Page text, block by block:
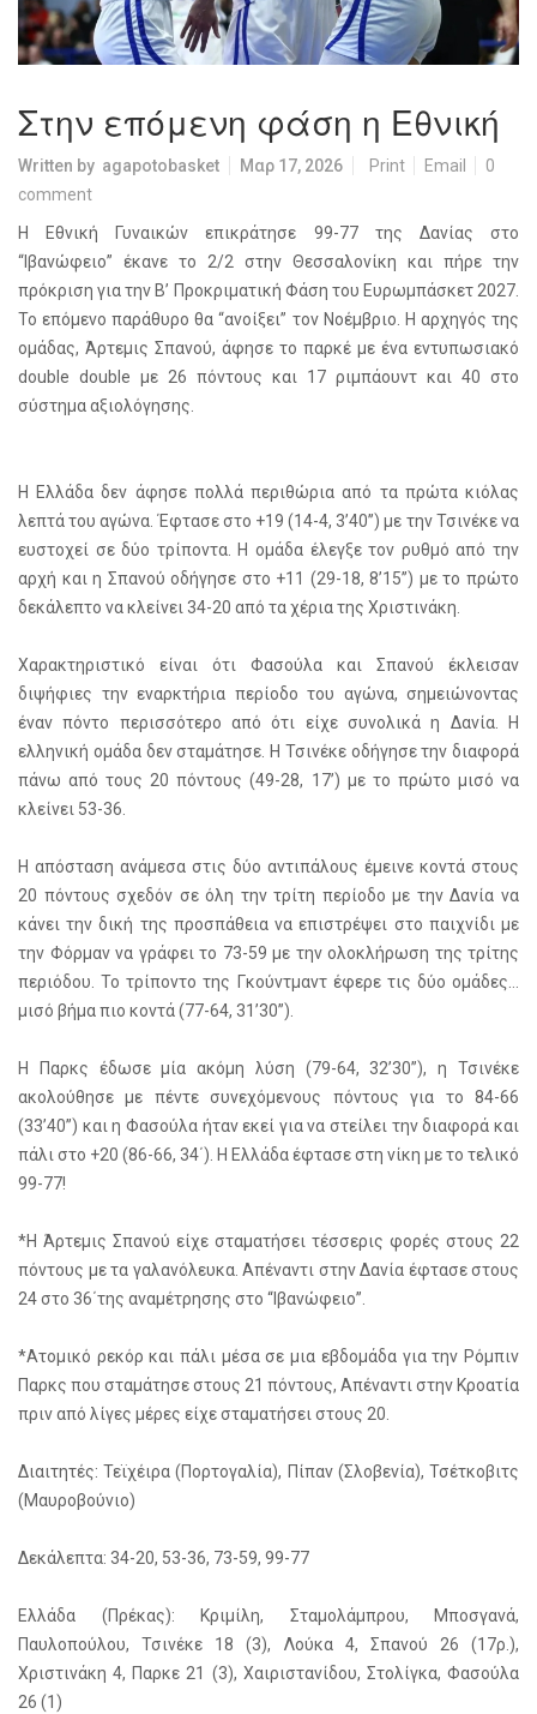
Στην επόμενη φάση η Εθνική
Written by agapotobasket Μαρ 17, 2026 Print Email
0
comment
Η Εθνική Γυναικών επικράτησε 99-77 της Δανίας στο
“Ιβανώφειο” έκανε το 2/2 στην Θεσσαλονίκη και πήρε την
πρόκριση για την Β’ Προκριματική Φάση του Ευρωμπάσκετ 2027.
Το επόμενο παράθυρο θα “ανοίξει” τον Νοέμβριο. Η αρχηγός της
ομάδας, Άρτεμις Σπανού, άφησε το παρκέ με ένα εντυπωσιακό
double double με 26 πόντους και 17 ριμπάουντ και 40 στο
σύστημα αξιολόγησης.
Η Ελλάδα δεν άφησε πολλά περιθώρια από τα πρώτα κιόλας
λεπτά του αγώνα. Έφτασε στο +19 (14-4, 3’40’’) με την Τσινέκε να
ευστοχεί σε δύο τρίποντα. Η ομάδα έλεγξε τον ρυθμό από την
αρχή και η Σπανού οδήγησε στο +11 (29-18, 8’15’’) με το πρώτο
δεκάλεπτο να κλείνει 34-20 από τα χέρια της Χριστινάκη.
Χαρακτηριστικό είναι ότι Φασούλα και Σπανού έκλεισαν
διψήφιες την εναρκτήρια περίοδο του αγώνα, σημειώνοντας
έναν πόντο περισσότερο από ότι είχε συνολικά η Δανία. Η
ελληνική ομάδα δεν σταμάτησε. Η Τσινέκε οδήγησε την διαφορά
πάνω από τους 20 πόντους (49-28, 17’) με το πρώτο μισό να
κλείνει 53-36.
Η απόσταση ανάμεσα στις δύο αντιπάλους έμεινε κοντά στους
20 πόντους σχεδόν σε όλη την τρίτη περίοδο με την Δανία να
κάνει την δική της προσπάθεια να επιστρέψει στο παιχνίδι με
την Φόρμαν να γράφει το 73-59 με την ολοκλήρωση της τρίτης
περιόδου. Το τρίποντο της Γκούντμαντ έφερε τις δύο ομάδες…
μισό βήμα πιο κοντά (77-64, 31’30”).
Η Παρκς έδωσε μία ακόμη λύση (79-64, 32’30”), η Τσινέκε
ακολούθησε με πέντε συνεχόμενους πόντους για το 84-66
(33’40”) και η Φασούλα ήταν εκεί για να στείλει την διαφορά και
πάλι στο +20 (86-66, 34΄). Η Ελλάδα έφτασε στη νίκη με το τελικό
99-77!
*Η Άρτεμις Σπανού είχε σταματήσει τέσσερις φορές στους 22
πόντους με τα γαλανόλευκα. Απέναντι στην Δανία έφτασε στους
24 στο 36΄της αναμέτρησης στο “Ιβανώφειο”.
*Ατομικό ρεκόρ και πάλι μέσα σε μια εβδομάδα για την Ρόμπιν
Παρκς που σταμάτησε στους 21 πόντους, Απέναντι στην Κροατία
πριν από λίγες μέρες είχε σταματήσει στους 20.
Διαιτητές: Τεϊχέιρα (Πορτογαλία), Πίπαν (Σλοβενία), Τσέτκοβιτς
(Μαυροβούνιο)
Δεκάλεπτα: 34-20, 53-36, 73-59, 99-77
Ελλάδα (Πρέκας): Κριμίλη, Σταμολάμπρου, Μποσγανά,
Παυλοπούλου, Τσινέκε 18 (3), Λούκα 4, Σπανού 26 (17ρ.),
Χριστινάκη 4, Παρκε 21 (3), Χαιριστανίδου, Στολίγκα, Φασούλα
26 (1)